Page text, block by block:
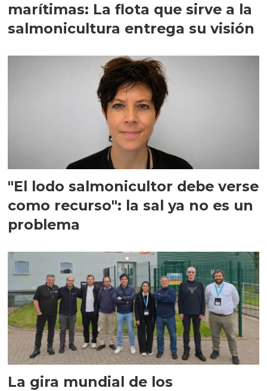
marítimas: La flota que sirve a la
salmonicultura entrega su visión
"El lodo salmonicultor debe verse
como recurso": la sal ya no es un
problema
La gira mundial de los